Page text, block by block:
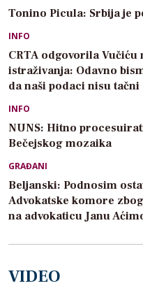
Tonino Picula: Srbija je
INFO
CRTA odgovorila
istraživanja: Odavno
da naši podaci nisu tačni
INFO
NUNS: Hitno
Bečejskog mozaika
GRAĐANI
Beljanski: Podnosim
Advokatske komore
na advokaticu Janu
VIDEO